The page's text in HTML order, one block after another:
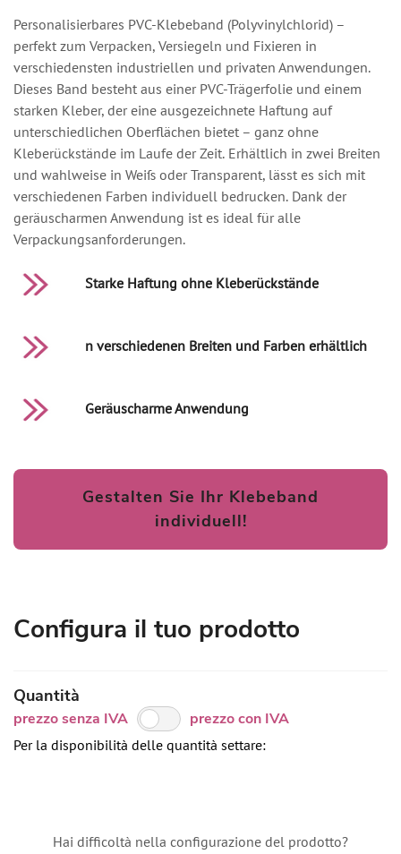
Personalisierbares PVC-Klebeband (Polyvinylchlorid) –
perfekt zum Verpacken, Versiegeln und Fixieren in
verschiedensten industriellen und privaten Anwendungen.
Dieses Band besteht aus einer PVC-Trägerfolie und einem
starken Kleber, der eine ausgezeichnete Haftung auf
unterschiedlichen Oberflächen bietet – ganz ohne
Kleberückstände im Laufe der Zeit. Erhältlich in zwei Breiten
und wahlweise in Weiß oder Transparent, lässt es sich mit
verschiedenen Farben individuell bedrucken. Dank der
geräuscharmen Anwendung ist es ideal für alle
Verpackungsanforderungen.
Starke Haftung ohne Kleberückstände
n verschiedenen Breiten und Farben erhältlich
Geräuscharme Anwendung
Gestalten Sie Ihr Klebeband
individuell!
Configura il tuo prodotto
Quantità
prezzo senza IVA prezzo con IVA
Per la disponibilità delle quantità settare:
Hai difficoltà nella configurazione del prodotto?